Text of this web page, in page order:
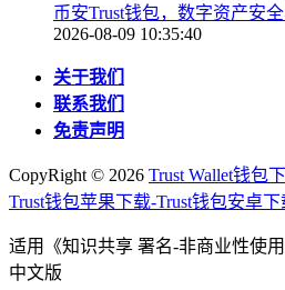
币安Trust钱包，数字资产安
2026-08-09 10:35:40
关于我们
联系我们
免责声明
CopyRight © 2026 Trust Wallet钱包
Trust钱包苹果下载-Trust钱包安卓下
适用《知识共享 署名-非商业性使
中文版